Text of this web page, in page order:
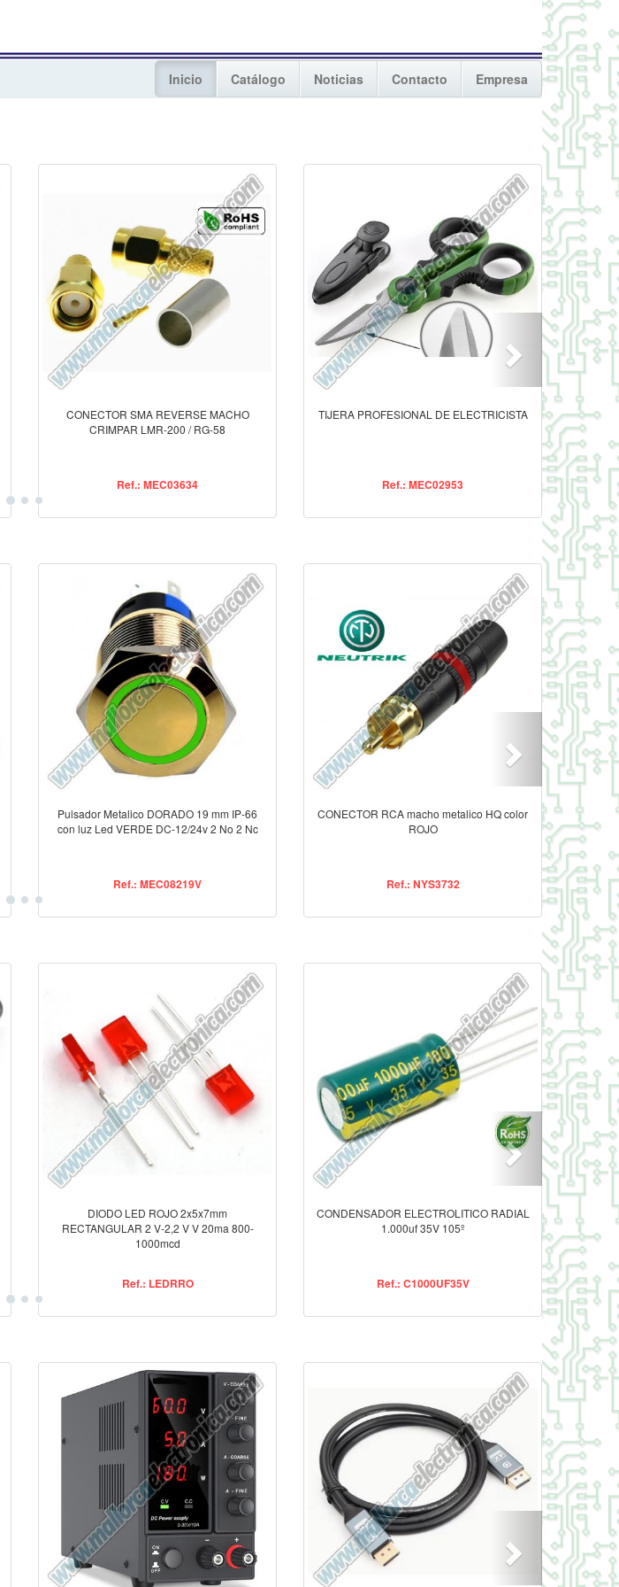
Inicio Catálogo Noticias Contacto
Empresa
CONECTOR SMA REVERSE MACHO
CRIMPAR LMR-200 / RG-58
Ref.: MEC03634
TIJERA PROFESIONAL DE ELECTRICISTA
Ref.: MEC02953
Pulsador Metalico DORADO 19 mm IP-66
con luz Led VERDE DC-12/24v 2 No 2 Nc
Ref.: MEC08219V
CONECTOR RCA macho metalico HQ color
ROJO
Ref.: NYS3732
DIODO LED ROJO 2x5x7mm
RECTANGULAR 2 V-2,2 V V 20ma 800-
1000mcd
Ref.: LEDRRO
CONDENSADOR ELECTROLITICO RADIAL
1.000uf 35V 105º
Ref.: C1000UF35V